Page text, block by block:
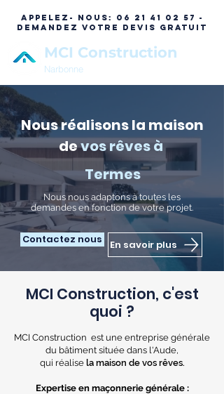
APPELEZ- NOUS:
06 21 41 02 57 -
DEMANDEZ VOTRE DEVIS GRATUIT
MCI Construction
Narbonne
Nous réalisons la maison
devos rêves à
Termes
Nous nous adaptons à toutes les
demandes en fonction de votre projet.
Contactez nous En savoir plus
MCI Construction, c'est
quoi ?
MCI Construction est une entreprise générale
du bâtiment située dans l'Aude,
qui réalisela maison de vos rêves.
Expertise en maçonnerie générale :